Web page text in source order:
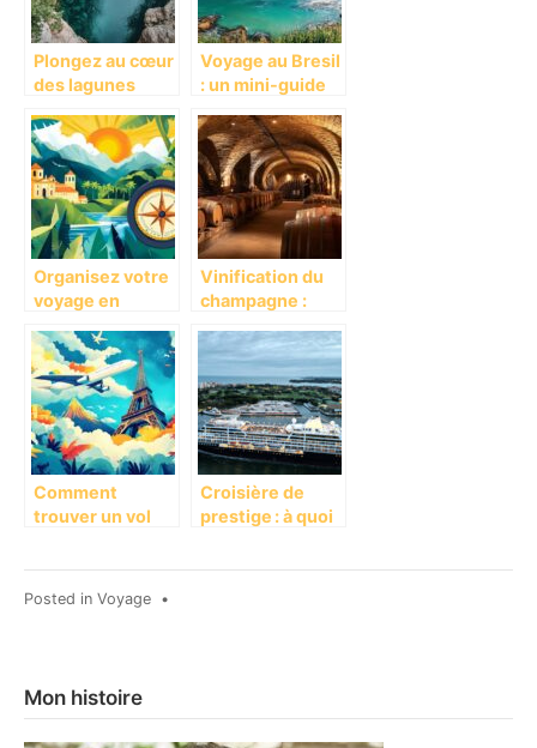
specialites
locales
Plongez au cœur
des lagunes
5 des sites de
baignade
sauvages en
Italie ou la
nature regne
Voyage au Bresil
: un mini-guide
Natal et ses
plages de reve
Organisez votre
voyage en
un circuit
personnalisé
Vinification du
champagne :
plus belles caves
à visiter à Reims
pour une
dégustation
guidée ?
Comment
trouver un vol
Réunion
Croisière de
prestige : à quoi
Posted in Voyage •
Mon histoire